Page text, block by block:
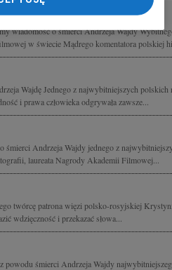
wiadomość o śmierci Andrzeja Wajdy
w świecie Mądrego komentatora polskiej
Wajdę Jednego z najwybitniejszych
i prawa człowieka odgrywała zawsze...
śmierci Andrzeja Wajdy jednego z
laureata Nagrody Akademii Filmowej...
twórcę patrona więzi polsko-rosyjskiej
wdzięczność i przekazać słowa...
z powodu śmierci Andrzeja Wajdy